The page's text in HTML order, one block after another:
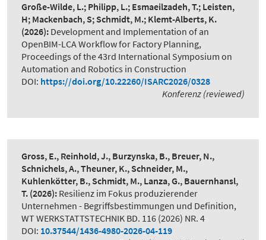
Große-Wilde, L.; Philipp, L.; Esmaeilzadeh, T.; Leisten,
H; Mackenbach, S; Schmidt, M.; Klemt-Alberts, K.
(2026): Development and Implementation of an
OpenBIM-LCA Workflow for Factory Planning,
Proceedings of the 43rd International Symposium on
Automation and Robotics in Construction
DOI: https://doi.org/10.22260/ISARC2026/0328
Konferenz (reviewed)
Gross, E., Reinhold, J., Burzynska, B., Breuer, N.,
Schnichels, A., Theuner, K., Schneider, M.,
Kuhlenkötter, B., Schmidt, M., Lanza, G., Bauernhansl,
T. (2026): Resilienz im Fokus produzierender
Unternehmen - Begriffsbestimmungen und Definition,
WT WERKSTATTSTECHNIK BD. 116 (2026) NR. 4
DOI: 10.37544/1436-4980-2026-04-119